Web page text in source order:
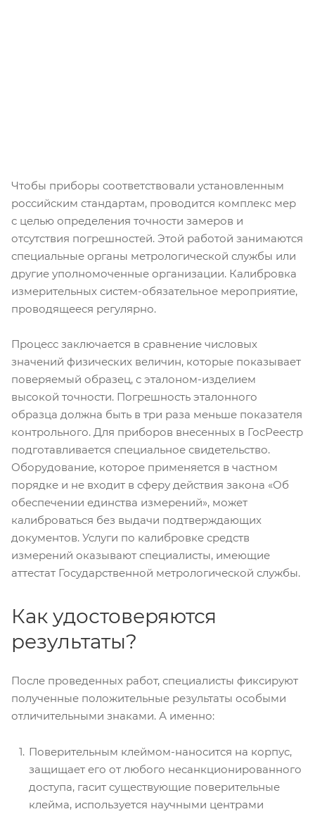
Чтобы приборы соответствовали установленным
российским стандартам, проводится комплекс мер
с целью определения точности замеров и
отсутствия погрешностей. Этой работой занимаются
специальные органы метрологической службы или
другие уполномоченные организации. Калибровка
измерительных систем-обязательное мероприятие,
проводящееся регулярно.
Процесс заключается в сравнение числовых
значений физических величин, которые показывает
поверяемый образец, с эталоном-изделием
высокой точности. Погрешность эталонного
образца должна быть в три раза меньше показателя
контрольного. Для приборов внесенных в ГосРеестр
подготавливается специальное свидетельство.
Оборудование, которое применяется в частном
порядке и не входит в сферу действия закона «Об
обеспечении единства измерений», может
калиброваться без выдачи подтверждающих
документов. Услуги по калибровке средств
измерений оказывают специалисты, имеющие
аттестат Государственной метрологической службы.
Как удостоверяются
результаты?
После проведенных работ, специалисты фиксируют
полученные положительные результаты особыми
отличительными знаками. А именно:
Поверительным клеймом-наносится на корпус,
защищает его от любого несанкционированного
доступа, гасит существующие поверительные
клейма, используется научными центрами